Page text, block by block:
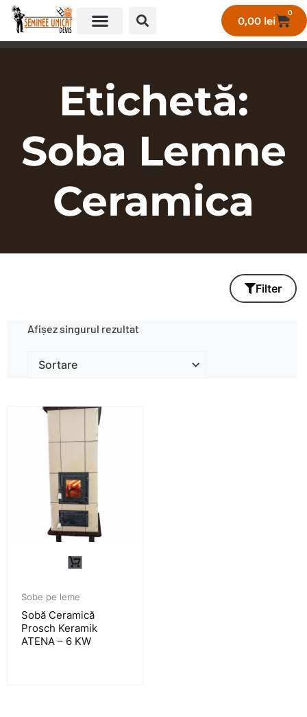
0,00 lei
0
Etichetă:
Soba Lemne
Ceramica
Filter
Afișez singurul rezultat
Sobe pe leme
Sobă Ceramică
Prosch Keramik
ATENA – 6 KW